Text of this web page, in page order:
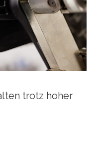
trotz hoher